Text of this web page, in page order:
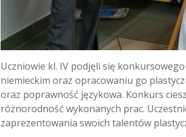
Uczniowie kl. IV podjęli się
niemieckim oraz opracowaniu go
oraz poprawność językowa. Konkurs
różnorodność wykonanych prac.
zaprezentowania swoich talentów